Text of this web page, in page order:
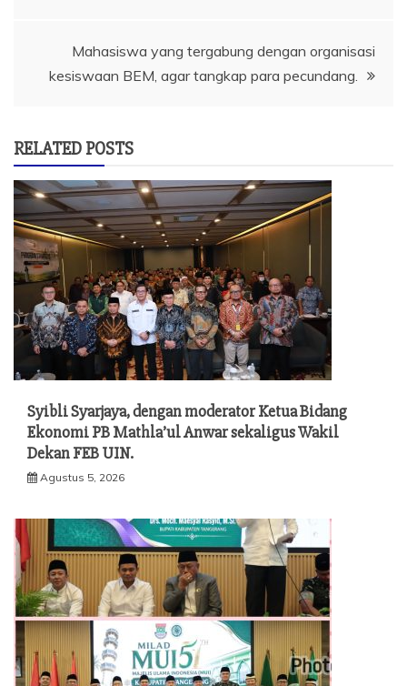
Mahasiswa yang tergabung dengan organisasi
kesiswaan BEM, agar tangkap para pecundang.
RELATED POSTS
Syibli Syarjaya, dengan moderator Ketua Bidang
Ekonomi PB Mathla’ul Anwar sekaligus Wakil
Dekan FEB UIN.
Agustus 5, 2026